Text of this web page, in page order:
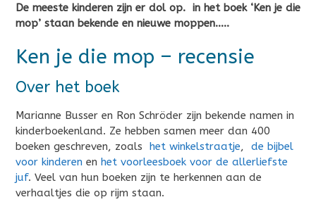
De meeste kinderen zijn er dol op. in het boek ‘Ken je die
mop’ staan bekende en nieuwe moppen…..
Ken je die mop – recensie
Over het boek
Marianne Busser en Ron Schröder zijn bekende namen in
kinderboekenland. Ze hebben samen meer dan 400
boeken geschreven, zoals
het winkelstraatje, de bijbel
voor kinderen en het voorleesboek voor de allerliefste
juf. Veel van hun boeken zijn te herkennen aan de
verhaaltjes die op rijm staan.